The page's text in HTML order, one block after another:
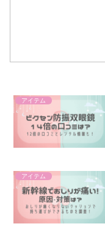
アイテム
アイテム